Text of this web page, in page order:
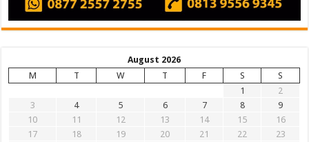
August 2026
M
T W T F S
S
1
2
3
4 5 6 7 8
9
10
11 12 13 14 15
16
17
18 19 20 21 22
23